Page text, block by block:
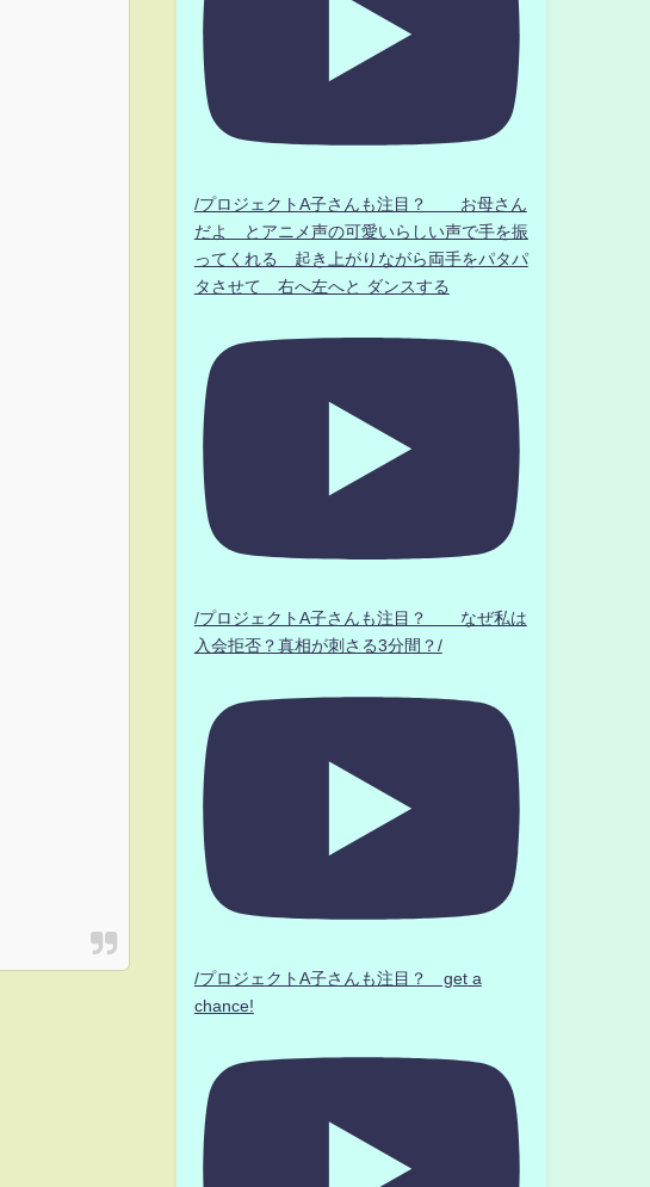
/プロジェクトA子さんも注目？ お母さん
だよ とアニメ声の可愛いらしい声で手を振
ってくれる 起き上がりながら両手をパタパ
タさせて 右へ左へと ダンスする
/プロジェクトA子さんも注目？ なぜ私は
入会拒否？真相が刺さる3分間？/
/プロジェクトA子さんも注目？ get a
chance!